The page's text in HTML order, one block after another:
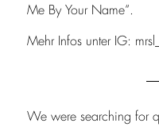
Me By Your Name“.
Mehr Infos unter IG:
We were searching for